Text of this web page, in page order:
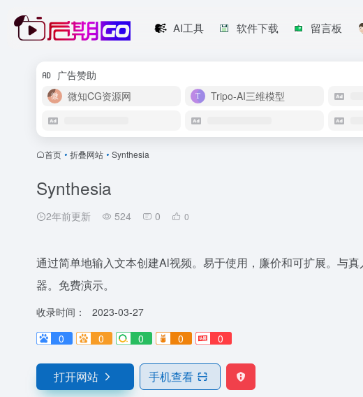
AI工具 软件下载 留言板
广告赞助
微知CG资源网
Tripo-AI三维模型
首页 • 折叠网站 • Synthesia
Synthesia
2年前更新 524 0 0
通过简单地输入文本创建Al视频。易于使用，廉价和可扩展。与
器。免费演示。
收录时间：
2023-03-27
0
0 0 0 0
打开网站 手机查看